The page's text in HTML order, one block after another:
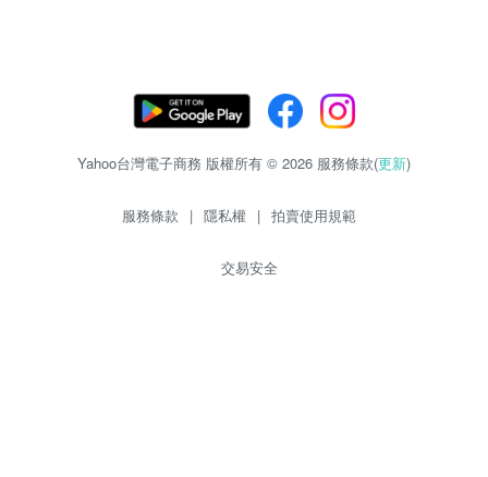
Yahoo台灣電子商務 版權所有 © 2026 服務條款(更新)
服務條款 | 隱私權 | 拍賣使用規範
交易安全